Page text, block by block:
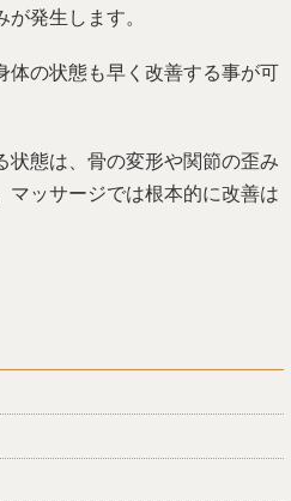
発生します。
体の状態も早く改善する事が可
状態は、骨の変形や関節の歪み
マッサージでは根本的に改善は